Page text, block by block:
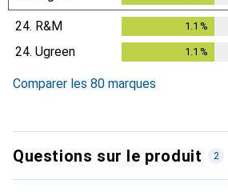
24. R&M 1.1 %
24. Ugreen 1.1 %
Comparer les 80 marques
Questions sur le produit 2